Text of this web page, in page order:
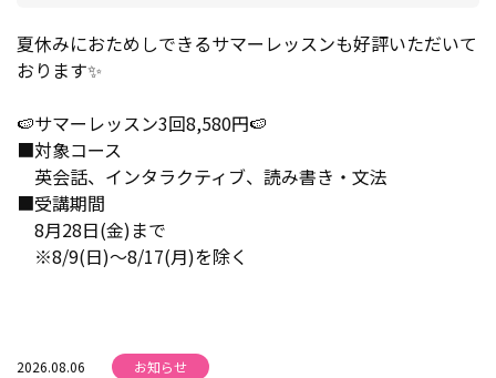
夏休みにおためしできるサマーレッスンも好評いただいて
おります✨
🍉サマーレッスン3回8,580円🍉
■対象コース
英会話、インタラクティブ、読み書き・文法
■受講期間
8月28日(金)まで
※8/9(日)～8/17(月)を除く
2026.08.06 お知らせ